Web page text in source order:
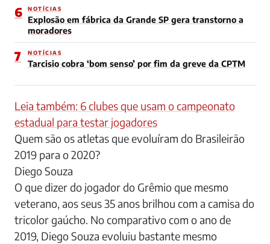
6 NOTÍCIAS
Explosão em fábrica da Grande SP gera transtorno a
moradores
7 NOTÍCIAS
Tarcisio cobra ‘bom senso’ por fim da greve da CPTM
Leia também: 6 clubes que usam o campeonato
estadual para testar jogadores
Quem são os atletas que evoluíram do Brasileirão
2019 para o 2020?
Diego Souza
O que dizer do jogador do Grêmio que mesmo
veterano, aos seus 35 anos brilhou com a camisa do
tricolor gaúcho. No comparativo com o ano de
2019, Diego Souza evoluiu bastante mesmo